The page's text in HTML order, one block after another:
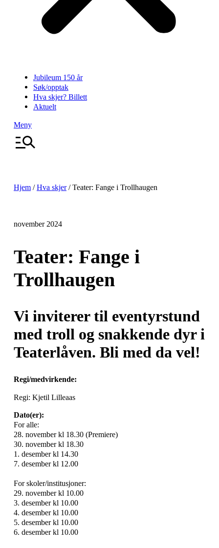
Jubileum 150 år
Søk/opptak
Hva skjer? Billett
Aktuelt
Meny
Hjem /Hva skjer/Teater: Fange i Trollhaugen
november 2024
Teater: Fange i
Trollhaugen
Vi inviterer til eventyrstund
med troll og snakkende dyr i
Teaterlåven. Bli med da vel!
Regi/medvirkende:
Regi: Kjetil Lilleaas
Dato(er):
For alle:
28. november kl 18.30 (Premiere)
30. november kl 18.30
1. desember kl 14.30
7. desember kl 12.00
For skoler/institusjoner:
29. november kl 10.00
3. desember kl 10.00
4. desember kl 10.00
5. desember kl 10.00
6. desember kl 10.00